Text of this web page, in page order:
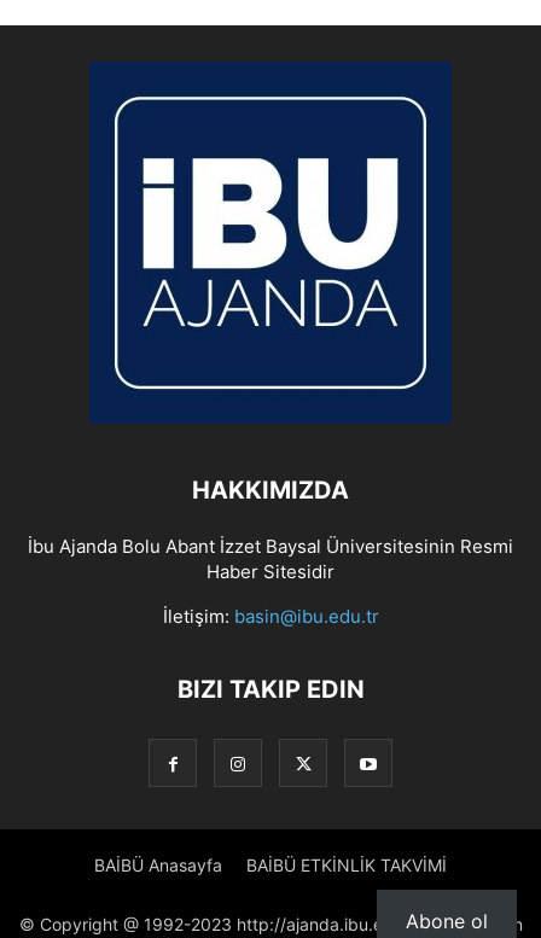
HAKKIMIZDA
İbu Ajanda Bolu Abant İzzet Baysal Üniversitesinin Resmi
Haber Sitesidir
İletişim: basin@ibu.edu.tr
BIZI TAKIP EDIN
BAİBÜ Anasayfa BAİBÜ ETKİNLİK TAKVİMİ
© Copyright @ 1992-2023 http://ajanda.ibu.edu.tr/ Proje: Basın
Abone ol